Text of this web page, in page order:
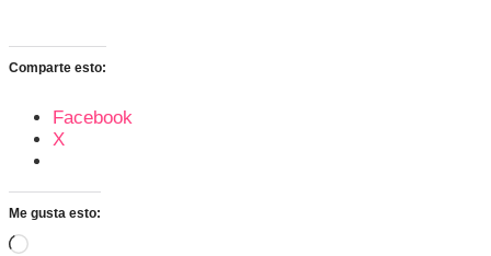
Comparte esto:
Facebook
X
Me gusta esto:
Cargando...